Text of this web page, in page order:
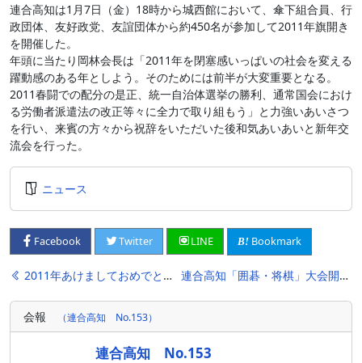
連合高知は1月7日（金）18時から城西館において、傘下組合員、行
政団体、友好政党、友誼団体から約450名が参加して2011年旗開き
を開催した。
年頭に当たり岡林会長は「2011年を閉塞感いっぱいの社会を変える
躍動感のある年としよう。そのためには前半が大変重要となる。
2011春闘での配分の是正、統一自治体選挙の勝利、通常国会におけ
る労働者派遣法の改正等々に全力で取り組もう」と力強いあいさつ
を行い、来賓の方々から祝辞をいただいた後和気あいあいと新年交
流会を行った。
ニュース
Facebook Twitter LINE Bookmark
投
稿
ナ
2011年あけましておめでとうございます。 連合高知「囲碁・将棋」大会開催される
会報 （連合高知 No.153）
連合高知 No.153